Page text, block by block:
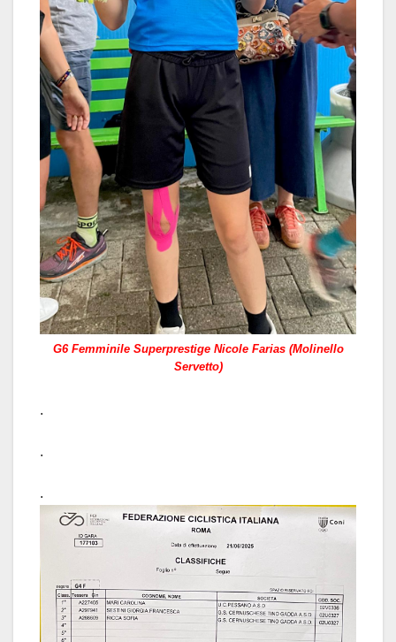
G6 Femminile Superprestige Nicole Farias (Molinello
Servetto)
.
.
.